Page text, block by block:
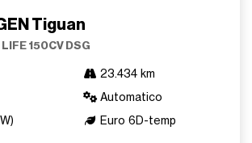
Tiguan
150CV DSG
23.434 km
Automatico
Euro 6D-temp